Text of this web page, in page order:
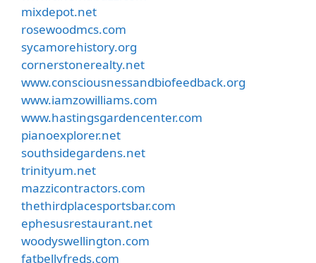
mixdepot.net
rosewoodmcs.com
sycamorehistory.org
cornerstonerealty.net
www.consciousnessandbiofeedback.org
www.iamzowilliams.com
www.hastingsgardencenter.com
pianoexplorer.net
southsidegardens.net
trinityum.net
mazzicontractors.com
thethirdplacesportsbar.com
ephesusrestaurant.net
woodyswellington.com
fatbellyfreds.com